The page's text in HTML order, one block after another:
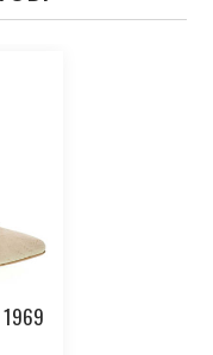
1969